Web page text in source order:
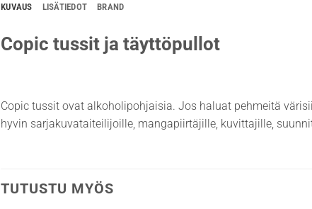
KUVAUS LISÄTIEDOT BRAND
Copic tussit ja täyttöpullot
Copic tussit ovat alkoholipohjaisia. Jos haluat pehmeitä
hyvin sarjakuvataiteilijoille, mangapiirtäjille, kuvittajille,
TUTUSTU MYÖS